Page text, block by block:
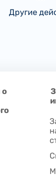
Другие
о